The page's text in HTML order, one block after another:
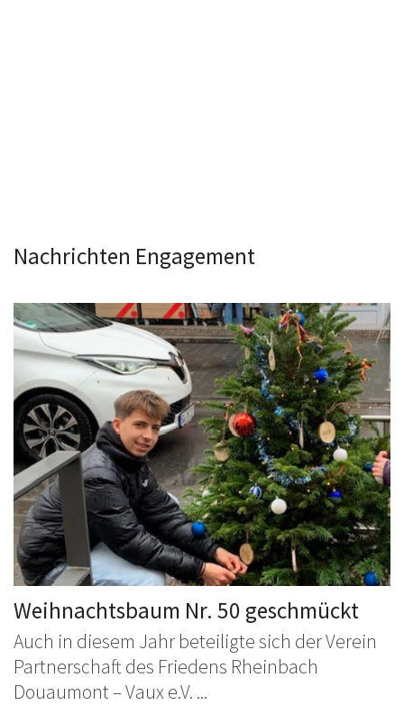
Nachrichten Engagement
Weihnachtsbaum Nr. 50 geschmückt
Auch in diesem Jahr beteiligte sich der Verein
Partnerschaft des Friedens Rheinbach
Douaumont – Vaux e.V. ...